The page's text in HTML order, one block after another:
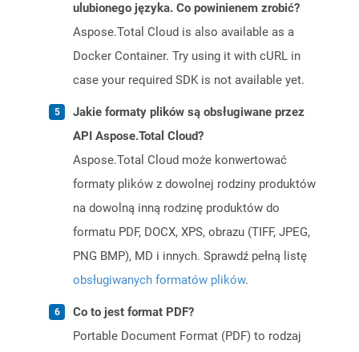
ulubionego języka. Co powinienem zrobić?
Aspose.Total Cloud is also available as a
Docker Container. Try using it with cURL in
case your required SDK is not available yet.
Jakie formaty plików są obsługiwane przez
API Aspose.Total Cloud?
Aspose.Total Cloud może konwertować
formaty plików z dowolnej rodziny produktów
na dowolną inną rodzinę produktów do
formatu PDF, DOCX, XPS, obrazu (TIFF, JPEG,
PNG BMP), MD i innych. Sprawdź pełną listę
obsługiwanych formatów plików.
Co to jest format PDF?
Portable Document Format (PDF) to rodzaj